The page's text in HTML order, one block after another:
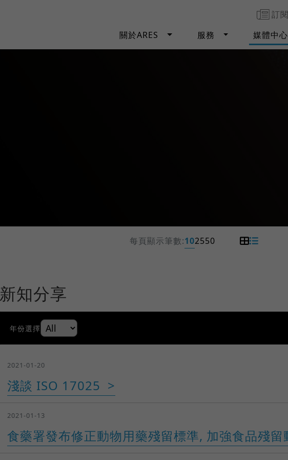
訂
關於ARES
服務 媒體中心
每頁顯示筆數:102550
新知分享
年份選擇
2021-01-20
淺談 ISO 17025
2021-01-13
食藥署發布修正動物用藥殘留標準, 加強食品殘留